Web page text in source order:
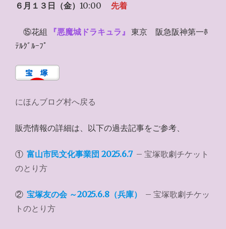
６月１３日（金） 10:00 先着
⑮花組 『悪魔城ドラキュラ』
東京 阪急阪神第一ﾎ
ﾃﾙｸﾞﾙｰﾌﾟ
にほんブログ村へ戻る
販売情報の詳細は、以下の過去記事をご参考、
① 富山市民文化事業団 2025.6.7 – 宝塚歌劇チケット
のとり方
② 宝塚友の会 ～2025.6.8（兵庫）
– 宝塚歌劇チケッ
トのとり方